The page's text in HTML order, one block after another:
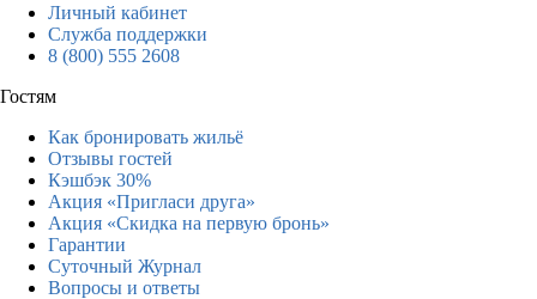
Личный кабинет
Служба поддержки
8 (800) 555 2608
Гостям
Как бронировать жильё
Отзывы гостей
Кэшбэк 30%
Акция «Пригласи друга»
Акция «Скидка на первую бронь»
Гарантии
Суточный Журнал
Вопросы и ответы